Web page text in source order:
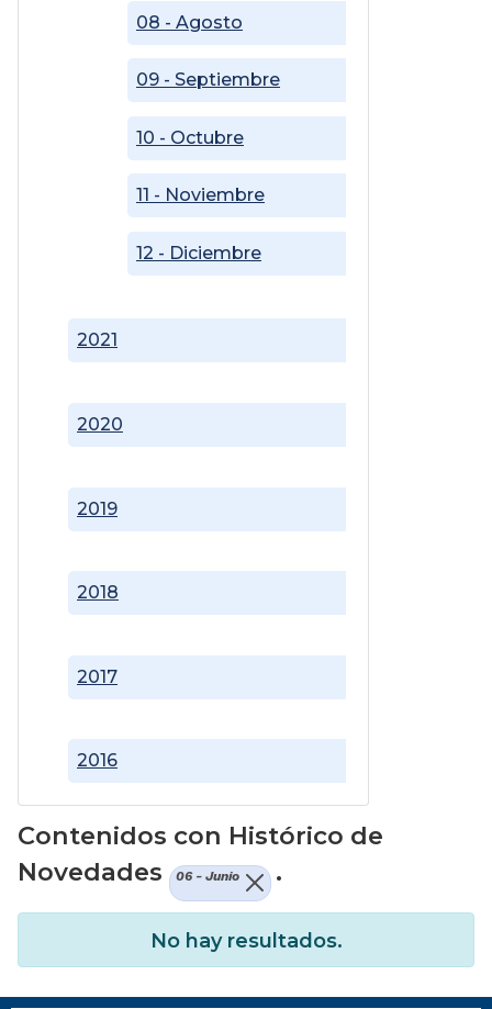
2016
2017
2018
2019
2020
2021
08 - Agosto
09 - Septiembre
10 - Octubre
11 - Noviembre
12 - Diciembre
Contenidos con Histórico de
Novedades
06 - Junio .
No hay resultados.